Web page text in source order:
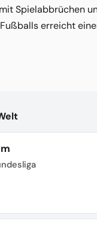
Spielabbrüchen
erreicht